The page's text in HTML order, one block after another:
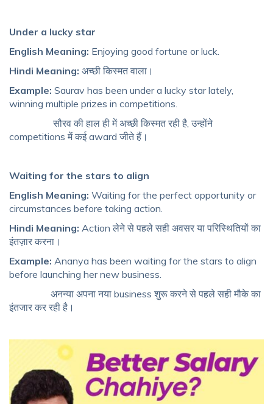
Under a lucky star
English Meaning: Enjoying good fortune or luck.
Hindi Meaning: अच्छी किस्मत वाला।
Example: Saurav has been under a lucky star lately,
winning multiple prizes in competitions.
सौरव की हाल ही में अच्छी किस्मत रही है, उन्होंने
competitions में कई award जीते हैं।
Waiting for the stars to align
English Meaning: Waiting for the perfect opportunity or
circumstances before taking action.
Hindi Meaning: Action लेने से पहले सही अवसर या परिस्थितियों का
इंतज़ार करना।
Example: Ananya has been waiting for the stars to align
before launching her new business.
अनन्या अपना नया business शुरू करने से पहले सही मौके का
इंतजार कर रही है।